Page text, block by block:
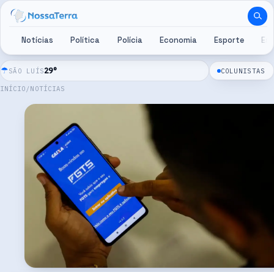
Pular para o conteúdo
Notícias Política Polícia Economia Esporte
☂SÃO LUÍS29° COLUNISTAS
INÍCIO / NOTÍCIAS